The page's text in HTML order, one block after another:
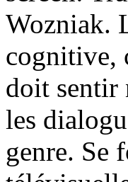
Wozniak.
cognitive,
doit sentir
les
genre. Se